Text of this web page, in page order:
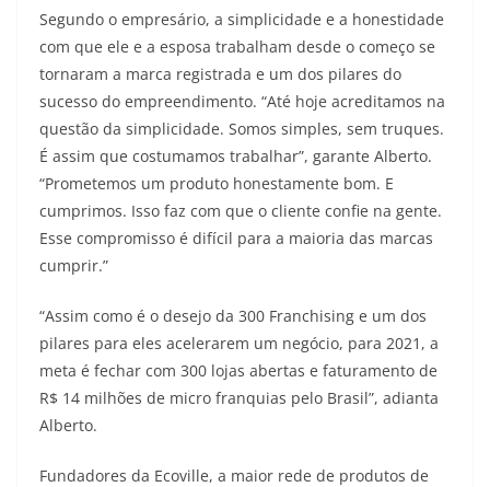
Segundo o empresário, a simplicidade e a honestidade
com que ele e a esposa trabalham desde o começo se
tornaram a marca registrada e um dos pilares do
sucesso do empreendimento. “Até hoje acreditamos na
questão da simplicidade. Somos simples, sem truques.
É assim que costumamos trabalhar”, garante Alberto.
“Prometemos um produto honestamente bom. E
cumprimos. Isso faz com que o cliente confie na gente.
Esse compromisso é difícil para a maioria das marcas
cumprir.”
“Assim como é o desejo da 300 Franchising e um dos
pilares para eles acelerarem um negócio, para 2021, a
meta é fechar com 300 lojas abertas e faturamento de
R$ 14 milhões de micro franquias pelo Brasil”, adianta
Alberto.
Fundadores da Ecoville, a maior rede de produtos de